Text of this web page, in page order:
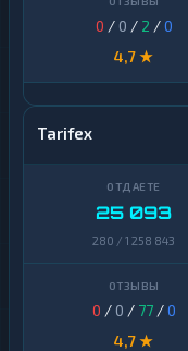
0 / 0 / 2 /0
4,7 ★
Tarifex
25 093
280 / 1 258 843
0 / 0 / 77/0
4,7 ★